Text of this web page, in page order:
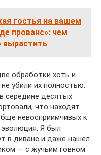
гостья на вашем
прованс»: чем
вырастить
обработки хоть и
убили их полностью.
середине десятых
что находят
невосприимчивых к
Я был
в диване и даже нашел
— с жучьим говном